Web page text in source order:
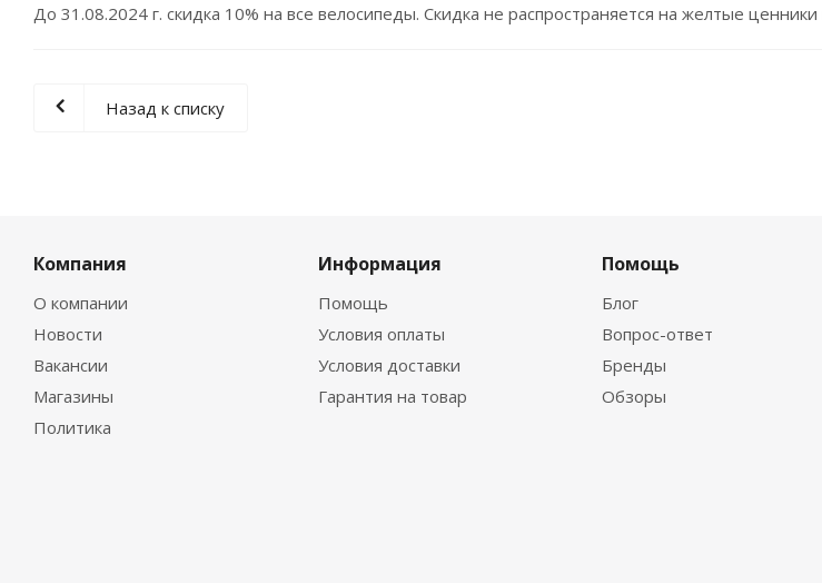
До 31.08.2024 г. скидка 10% на все велосипеды. Скидка не распространяется на желтые
Назад к списку
Компания
О компании
Новости
Вакансии
Магазины
Политика
Информация
Помощь
Условия оплаты
Условия доставки
Гарантия на товар
Помощь
Блог
Вопрос-ответ
Бренды
Обзоры